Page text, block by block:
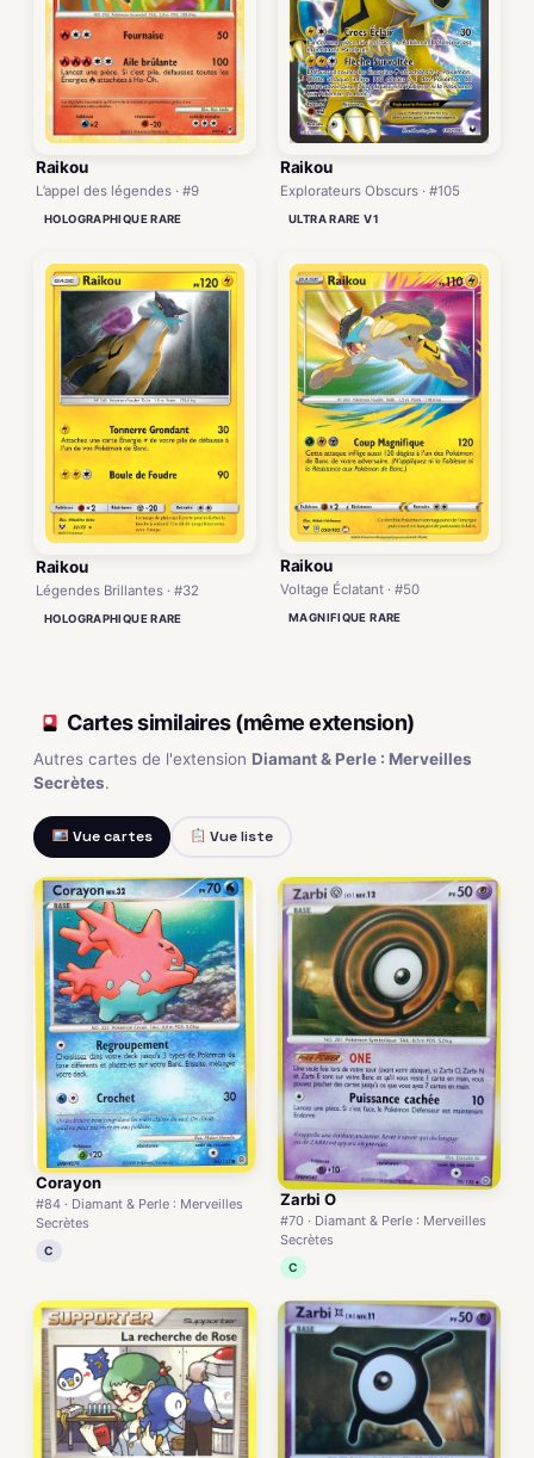
Raikou
L’appel des légendes · #9
HOLOGRAPHIQUE RARE
Raikou
Explorateurs Obscurs · #105
ULTRA RARE V1
Raikou
Légendes Brillantes · #32
HOLOGRAPHIQUE RARE
Raikou
Voltage Éclatant · #50
MAGNIFIQUE RARE
Cartes similaires (même extension)
Autres cartes de l'extension Diamant & Perle : Merveilles
Secrètes.
Vue cartes Vue liste
Corayon
#84 · Diamant & Perle : Merveilles
Secrètes
C
Zarbi O
#70 · Diamant & Perle : Merveilles
Secrètes
C